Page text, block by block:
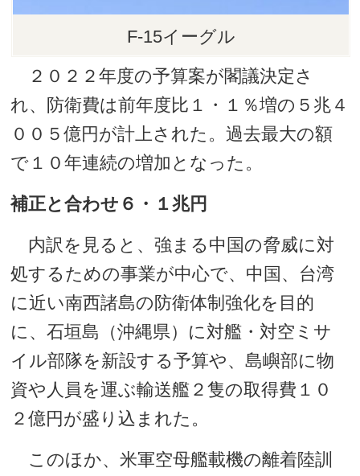
F-15イーグル
２０２２年度の予算案が閣議決定さ
れ、防衛費は前年度比１・１％増の５兆４
００５億円が計上された。過去最大の額
で１０年連続の増加となった。
補正と合わせ６・１兆円
内訳を見ると、強まる中国の脅威に対
処するための事業が中心で、中国、台湾
に近い南西諸島の防衛体制強化を目的
に、石垣島（沖縄県）に対艦・対空ミサ
イル部隊を新設する予算や、島嶼部に物
資や人員を運ぶ輸送艦２隻の取得費１０
２億円が盛り込まれた。
このほか、米軍空母艦載機の離着陸訓